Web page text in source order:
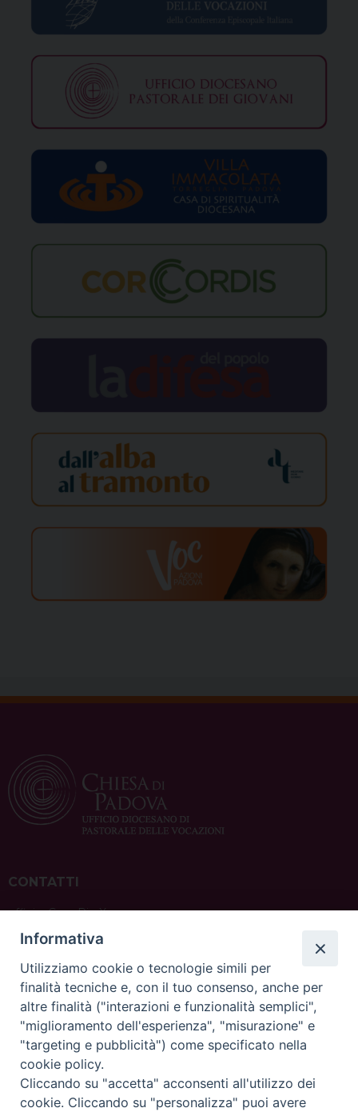
CONTATTI
ufficio: Casa Pio X
via Bonporti, 20 – 35141 Padova
tel: +39 351 619 2354
e mail:ufficiovocazionipadova@gmail.com
sede: Casa Sant'Andrea
via Valmarana, 20 – 35133 Padova
instagram:@casasantandreapadova
e mail:casasantandreapadova@gmail.com
Informativa
Utilizziamo cookie o tecnologie simili per
finalità tecniche e, con il tuo consenso, anche per
altre finalità ("interazioni e funzionalità semplici",
"miglioramento dell'esperienza", "misurazione" e
"targeting e pubblicità") come specificato nella
cookie policy.
Cliccando su "accetta" acconsenti all'utilizzo dei
cookie. Cliccando su "personalizza" puoi avere